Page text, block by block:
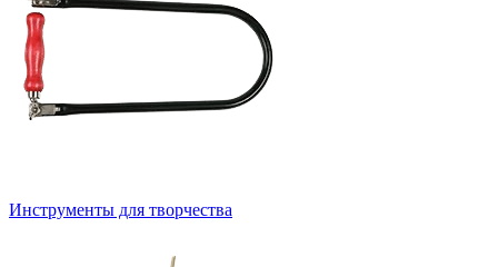
Инструменты для творчества